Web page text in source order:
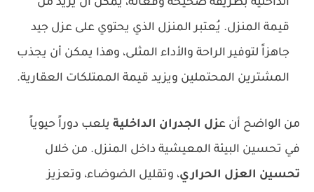
الداخلية بطريقة صحيحة وفعالة، يمكن أن يزيد من
قيمة المنزل. يُعتبر المنزل الذي يحتوي على عزل جيد
جاهزاً لتوفير الراحة والأداء المثلى، وهذا يمكن أن يجذب
المشترين المحتملين ويزيد قيمة الممتلكات العقارية.
من الواضح أن عزل الجدران الداخلية يلعب دوراً حيوياً
في تحسين البيئة المعيشية داخل المنزل. من خلال
تحسين العزل الحراري، وتقليل الضوضاء، وتعزيز